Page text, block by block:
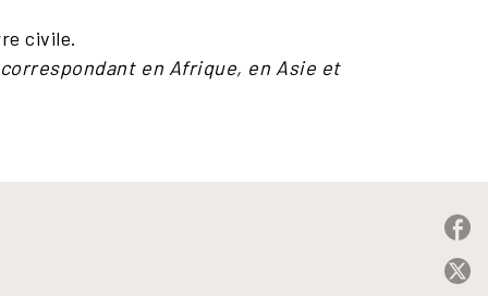
civile.
en Afrique, en Asie et